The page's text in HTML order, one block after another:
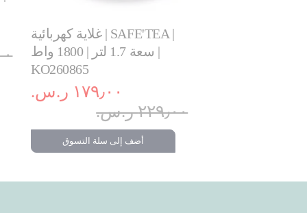
غلاية كهربائية | SAFE'TEA |
سعة 1.7 لتر | 1800 واط |
KO260865
١٧٩٫٠٠ ر.س.‏
٢٢٩٫٠٠ ر.س.‏
أضف إلى سلة التسوق